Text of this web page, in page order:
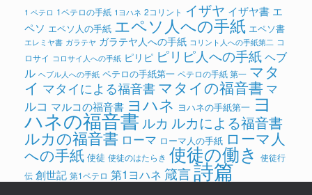
1 ペテロ 1ペテロの手紙 1ヨハネ 2コリント イザヤ イザヤ書 エ
ペソ エペソ人の手紙 エペソ人への手紙 エペソ書
エレミヤ書 ガラテヤ ガラテヤ人への手紙 コリント人への手紙第二 コ
ロサイ コロサイ人への手紙 ピリピ ピリピ人への手紙ヘブ
ル ヘブル人への手紙 ペテロの手紙第一 ペテロの手紙 第一 マタ
イ マタイによる福音書 マタイの福音書 マ
ルコ マルコの福音書 ヨハネ ヨハネの手紙第一 ヨ
ハネの福音書 ルカ ルカによる福音書
ルカの福音書 ローマ ローマ人の手紙 ローマ人
への手紙 使徒 使徒のはたらき 使徒の働き 使徒行
伝 創世記 第1ペテロ 第1ヨハネ 箴言詩篇